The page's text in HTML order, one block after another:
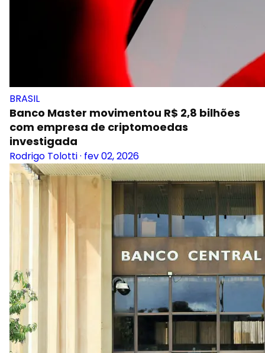
BRASIL
Banco Master movimentou R$ 2,8 bilhões
com empresa de criptomoedas
investigada
Rodrigo Tolotti· fev 02, 2026